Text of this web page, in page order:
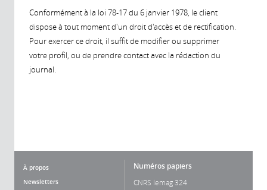
Conformément à la loi 78-17 du 6 janvier 1978, le client
dispose à tout moment d'un droit d'accès et de rectification.
Pour exercer ce droit, il suffit de modifier ou supprimer
votre profil, ou de prendre contact avec la rédaction du
journal.
À propos
Newsletters
Numéros papiers
CNRS lemag 324